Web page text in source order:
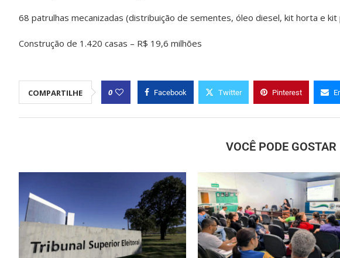
68 patrulhas mecanizadas (distribuição de sementes, óleo diesel, kit horta e
Construção de 1.420 casas – R$ 19,6 milhões
COMPARTILHE 0 Facebook Twitter Pinterest
VOCÊ PODE GOSTAR